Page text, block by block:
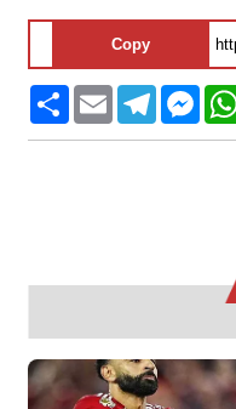
Copy
Share Email
TelegramMessenger